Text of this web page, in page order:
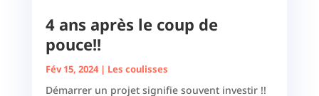
4 ans après le coup de
pouce!!
Fév 15, 2024| Les coulisses
Démarrer un projet signifie souvent investir !!